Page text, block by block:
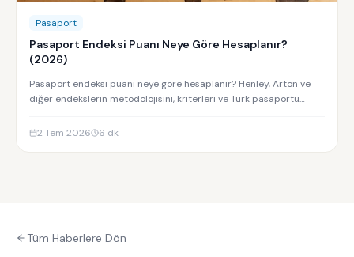
Pasaport
Pasaport Endeksi Puanı Neye Göre Hesaplanır?
(2026)
Pasaport endeksi puanı neye göre hesaplanır? Henley, Arton ve
diğer endekslerin metodolojisini, kriterleri ve Türk pasaportu
2 Tem 2026
6 dk
Tüm Haberlere Dön